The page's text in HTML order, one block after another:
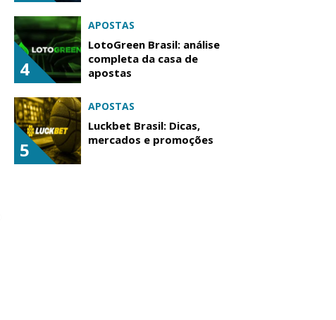
4
APOSTAS
LotoGreen Brasil: análise
completa da casa de
apostas
5
APOSTAS
Luckbet Brasil: Dicas,
mercados e promoções